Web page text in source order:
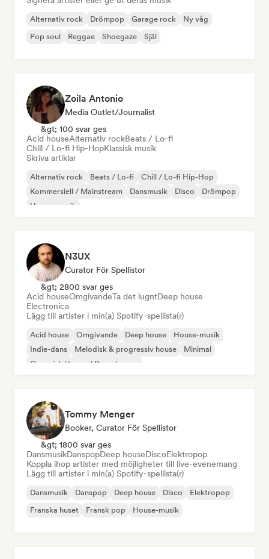
Alternativ rock Drömpop Garage rock
Ny våg
Pop soul
Reggae Shoegaze Själ
Zoila Antonio
Media Outlet/Journalist
&gt; 100 svar ges
Acid houseAlternativ rockBeats / Lo-fi
Chill / Lo-fi Hip-HopKlassisk musik
Skriva artiklar
Alternativ rock Beats / Lo-fi
Chill / Lo-fi Hip-Hop
Kommersiell / Mainstream
Dansmusik Disco
Drömpop
House-musik
N3UX
Curator För Spellistor
&gt; 2800 svar ges
Acid houseOmgivandeTa det lugntDeep house
Electronica
Lägg till artister i min(a) Spotify-spellista(r)
Acid house Omgivande Deep house
House-musik
Indie-dans
Melodisk & progressiv house
Minimal
Organisk House / Downtempo
Tommy Menger
Booker, Curator För Spellistor
&gt; 1800 svar ges
DansmusikDanspopDeep houseDiscoElektropop
Koppla ihop artister med möjligheter till live-evenemang
Lägg till artister i min(a) Spotify-spellista(r)
Dansmusik Danspop Deep house Disco
Elektropop
Franska huset
Fransk pop House-musik